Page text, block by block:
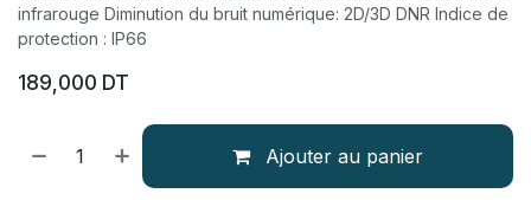
infrarouge Diminution du bruit numérique: 2D/3D DNR Indice de
protection : IP66
189,000 DT
Ajouter au panier